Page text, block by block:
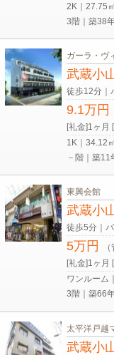
2K｜27.75
3階｜築38
ガーラ・ヴ
武蔵小
徒歩12分｜
9.1万円
[礼金]1ヶ月
1K｜34.12
－階｜築11
東興会館
武蔵小
徒歩5分｜
5万円
[礼金]1ヶ月
ワンルーム
3階｜築66
太平洋戸越
武蔵小